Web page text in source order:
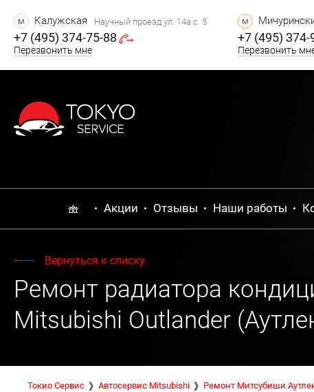
м Калужская Научный проезд ул. 14а с. 5
+7 (495) 374-75-88
Перезвонить мне
м
+7 (495) 374-
Перезвонить
Акции Отзывы Наши работы
Вернуться к списку
Ремонт радиатора
Mitsubishi Outlander
Токио Сервис Автосервис Mitsubishi Ремонт Митсубиши